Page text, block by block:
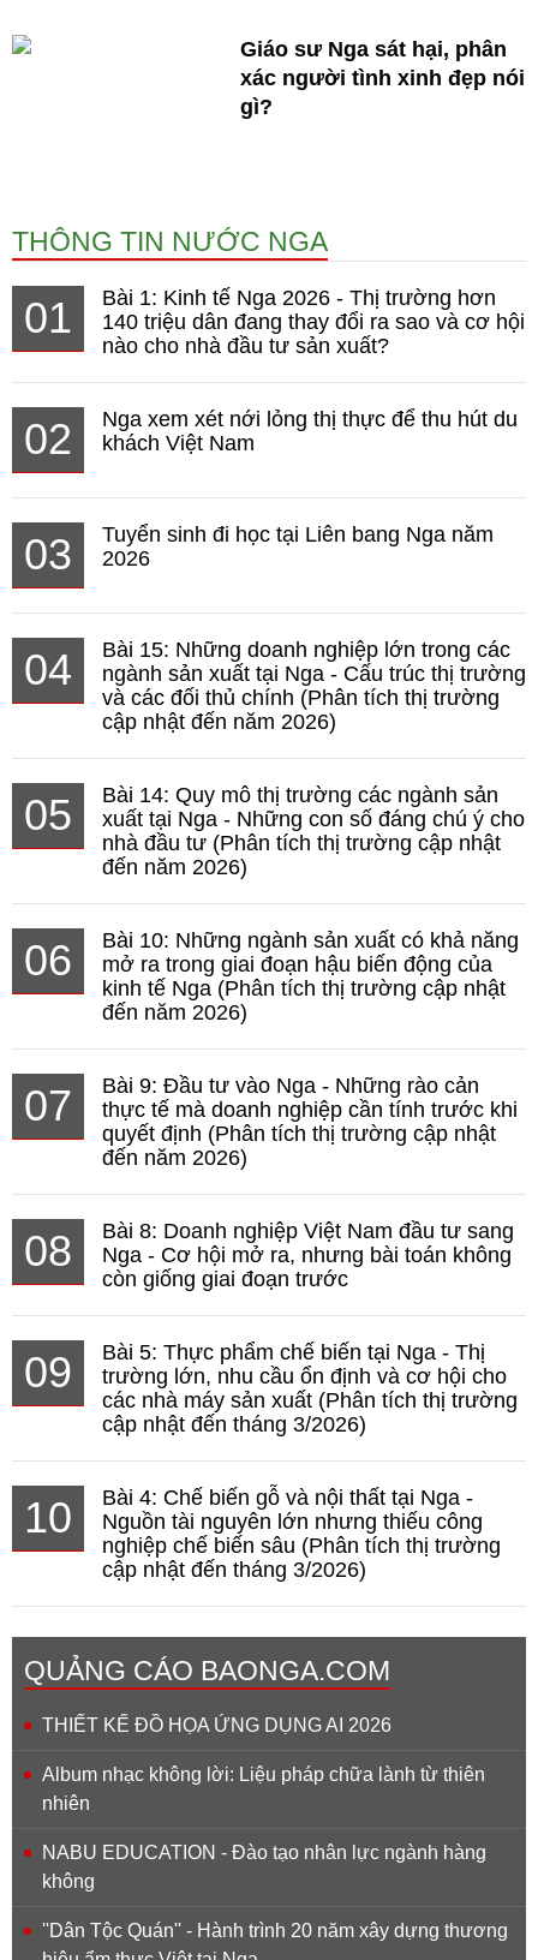
Giáo sư Nga sát hại, phân
xác người tình xinh đẹp nói
gì?
THÔNG TIN NƯỚC NGA
01
Bài 1: Kinh tế Nga 2026 - Thị trường hơn
140 triệu dân đang thay đổi ra sao và cơ hội
nào cho nhà đầu tư sản xuất?
02
Nga xem xét nới lỏng thị thực để thu hút du
khách Việt Nam
03
Tuyển sinh đi học tại Liên bang Nga năm
2026
04
Bài 15: Những doanh nghiệp lớn trong các
ngành sản xuất tại Nga - Cấu trúc thị trường
và các đối thủ chính (Phân tích thị trường
cập nhật đến năm 2026)
05
Bài 14: Quy mô thị trường các ngành sản
xuất tại Nga - Những con số đáng chú ý cho
nhà đầu tư (Phân tích thị trường cập nhật
đến năm 2026)
06
Bài 10: Những ngành sản xuất có khả năng
mở ra trong giai đoạn hậu biến động của
kinh tế Nga (Phân tích thị trường cập nhật
đến năm 2026)
07
Bài 9: Đầu tư vào Nga - Những rào cản
thực tế mà doanh nghiệp cần tính trước khi
quyết định (Phân tích thị trường cập nhật
đến năm 2026)
08
Bài 8: Doanh nghiệp Việt Nam đầu tư sang
Nga - Cơ hội mở ra, nhưng bài toán không
còn giống giai đoạn trước
09
Bài 5: Thực phẩm chế biến tại Nga - Thị
trường lớn, nhu cầu ổn định và cơ hội cho
các nhà máy sản xuất (Phân tích thị trường
cập nhật đến tháng 3/2026)
10
Bài 4: Chế biến gỗ và nội thất tại Nga -
Nguồn tài nguyên lớn nhưng thiếu công
nghiệp chế biến sâu (Phân tích thị trường
cập nhật đến tháng 3/2026)
QUẢNG CÁO BAONGA.COM
THIẾT KẾ ĐỒ HỌA ỨNG DỤNG AI 2026
Album nhạc không lời: Liệu pháp chữa lành từ thiên
nhiên
NABU EDUCATION - Đào tạo nhân lực ngành hàng
không
''Dân Tộc Quán'' - Hành trình 20 năm xây dựng thương